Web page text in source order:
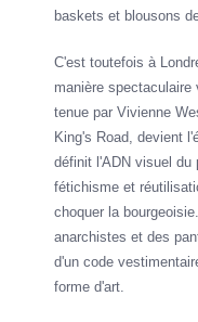
baskets et blousons
C'est toutefois à
manière
tenue par Vivienne
King's Road, devient
définit l'ADN visuel du
fétichisme et
choquer la
anarchistes et des
d'un code
forme d'art.